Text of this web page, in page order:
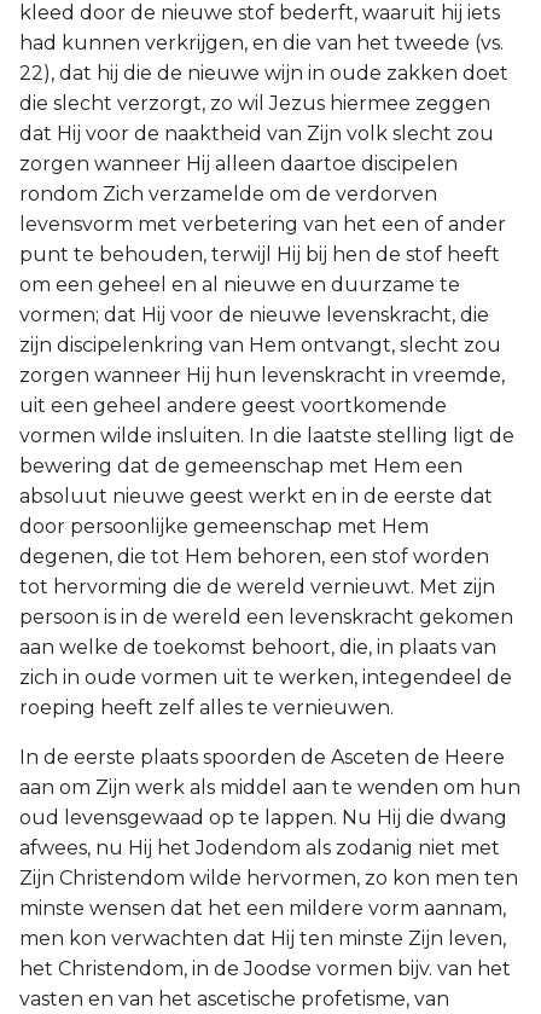
kleed door de nieuwe stof bederft, waaruit hij iets
had kunnen verkrijgen, en die van het tweede (vs.
22), dat hij die de nieuwe wijn in oude zakken doet
die slecht verzorgt, zo wil Jezus hiermee zeggen
dat Hij voor de naaktheid van Zijn volk slecht zou
zorgen wanneer Hij alleen daartoe discipelen
rondom Zich verzamelde om de verdorven
levensvorm met verbetering van het een of ander
punt te behouden, terwijl Hij bij hen de stof heeft
om een geheel en al nieuwe en duurzame te
vormen; dat Hij voor de nieuwe levenskracht, die
zijn discipelenkring van Hem ontvangt, slecht zou
zorgen wanneer Hij hun levenskracht in vreemde,
uit een geheel andere geest voortkomende
vormen wilde insluiten. In die laatste stelling ligt de
bewering dat de gemeenschap met Hem een
absoluut nieuwe geest werkt en in de eerste dat
door persoonlijke gemeenschap met Hem
degenen, die tot Hem behoren, een stof worden
tot hervorming die de wereld vernieuwt. Met zijn
persoon is in de wereld een levenskracht gekomen
aan welke de toekomst behoort, die, in plaats van
zich in oude vormen uit te werken, integendeel de
roeping heeft zelf alles te vernieuwen.
In de eerste plaats spoorden de Asceten de Heere
aan om Zijn werk als middel aan te wenden om hun
oud levensgewaad op te lappen. Nu Hij die dwang
afwees, nu Hij het Jodendom als zodanig niet met
Zijn Christendom wilde hervormen, zo kon men ten
minste wensen dat het een mildere vorm aannam,
men kon verwachten dat Hij ten minste Zijn leven,
het Christendom, in de Joodse vormen bijv. van het
vasten en van het ascetische profetisme, van